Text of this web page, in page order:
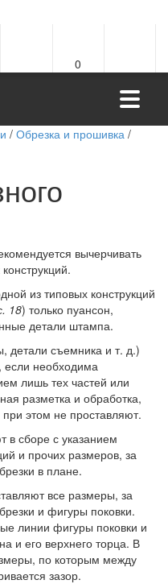
0
/ Обрезка и прошивка /
вычерчивать
из типовых конструкций
18) только пуансон,
детали штампа.
детали съемника и т. д.)
если необходима
лишь тех частей или
разметка и обработка,
этом не проставляют.
в сборе с указанием
и прочих размеров, за
в плане.
все размеры, за
и фигуры поковки.
линии фигуры поковки и
и его верхнего торца. В
по которым между
зазор.